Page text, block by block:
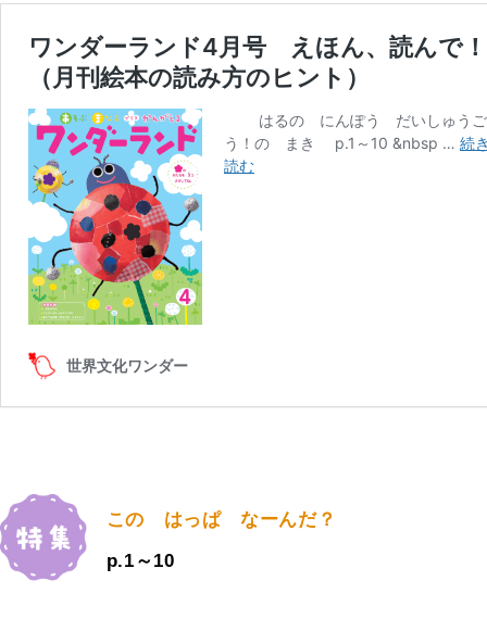
この はっぱ なーんだ？
p.1～10